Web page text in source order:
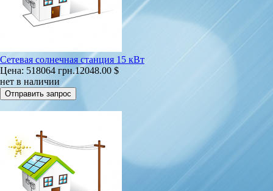
Сетевая солнечная станция 15 кВт
Цена: 518064 грн.12048.00 $
нет в наличии